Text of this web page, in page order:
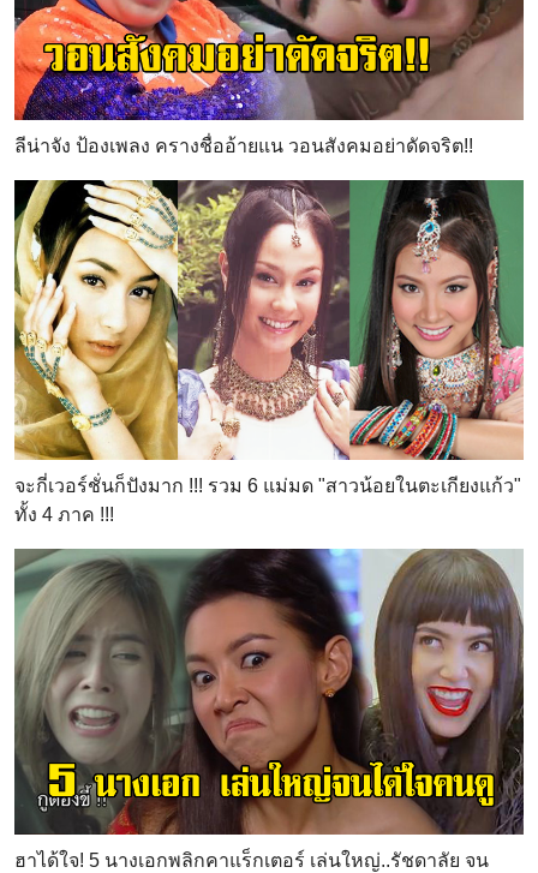
ลีน่าจัง ป้องเพลง ครางชื่ออ้ายแน วอนสังคมอย่าดัดจริต!!
จะกี่เวอร์ชั่นก็ปังมาก !!! รวม 6 แม่มด "สาวน้อยในตะเกียงแก้ว"
ทั้ง 4 ภาค !!!
ฮาได้ใจ! 5 นางเอกพลิกคาแร็กเตอร์ เล่นใหญ่..รัชดาลัย จน